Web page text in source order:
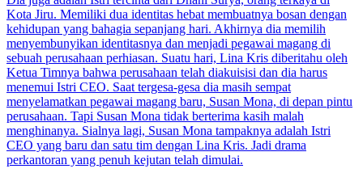
Kota Jiru. Memiliki dua identitas hebat membuatnya bosan dengan
kehidupan yang bahagia sepanjang hari. Akhirnya dia memilih
menyembunyikan identitasnya dan menjadi pegawai magang di
sebuah perusahaan perhiasan. Suatu hari, Lina Kris diberitahu oleh
Ketua Timnya bahwa perusahaan telah diakuisisi dan dia harus
menemui Istri CEO. Saat tergesa-gesa dia masih sempat
menyelamatkan pegawai magang baru, Susan Mona, di depan pintu
perusahaan. Tapi Susan Mona tidak berterima kasih malah
menghinanya. Sialnya lagi, Susan Mona tampaknya adalah Istri
CEO yang baru dan satu tim dengan Lina Kris. Jadi drama
perkantoran yang penuh kejutan telah dimulai.